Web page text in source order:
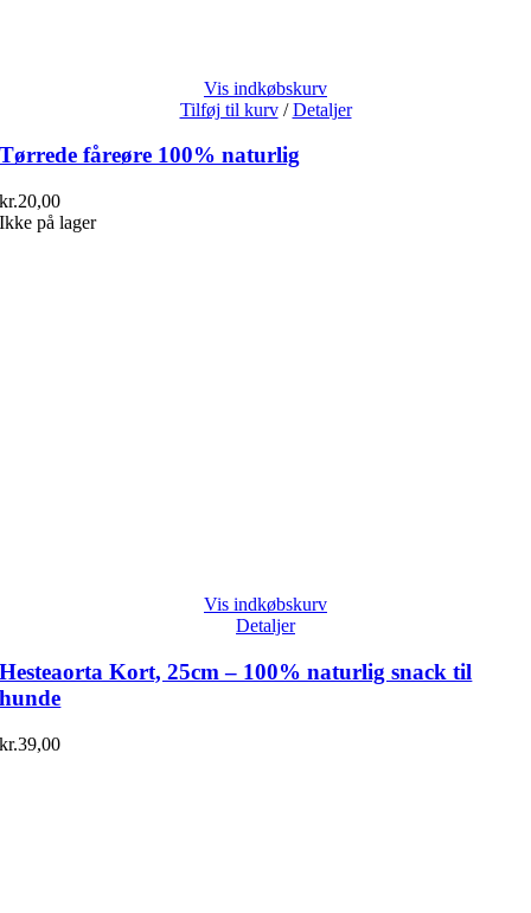
Vis indkøbskurv
Tilføj til kurv / Detaljer
Tørrede fåreøre 100% naturlig
kr.20,00
Ikke på lager
Vis indkøbskurv
Detaljer
Hesteaorta Kort, 25cm – 100% naturlig snack til
hunde
kr.39,00